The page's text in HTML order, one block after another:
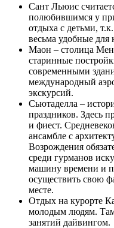
Сант Льюис
полюбившимся у
отдыха с детьми,
весьма удобные для
Маон – столица
старинные
современными
международный
экскурсий.
Сьютаделла –
праздников. Здесь
и фиест.
ансамбле с
Возрождения
среди гурманов
машину времени и
осуществить свою
месте.
Отдых на курорте
молодым людям. Там
занятий дайвингом.